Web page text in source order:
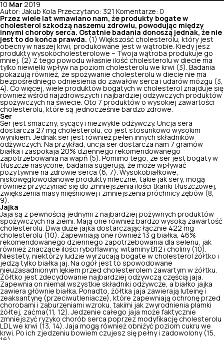
10 Mar 2019
Autor: Jakub Kola Przeczytano: 321 Komentarze: 0
Przez wiele lat wmawiano nam, że produkty bogate w
cholesterol szkodzą naszemu zdrowiu, powodując między
innymi choroby serca. Ostatnie badania donoszą jednak, że nie
jest to do końca prawda.
(1 ) Większość cholesterolu, który jest
obecny w naszej krwi, produkowane jest w wątrobie. Kiedy jesz
produkty wysokocholesterolowe – Twoja wątroba produkuje go
mniej. (2) Z tego powodu właśnie ilość cholesterolu w diecie ma
tylko niewielki wpływ na poziom cholesterolu we krwi (3). Badania
pokazują również, że spożywanie cholesterolu w diecie nie ma
bezpośredniego odniesienia do zawałów serca i udarów mózgu (3
4). Co więcej, wiele produktów bogatych w cholesterol znajduje się
również wśród najzdrowszych i najbardziej odżywczych produktów
spożywczych na świecie. Oto 7 produktów o wysokiej zawartości
cholesterolu, które są jednocześnie bardzo zdrowe.
Ser
Ser jest smaczny, sycący i niezwykle odżywczy. Uncja sera
dostarcza 27 mg cholesterolu, co jest stosunkowo wysokim
wynikiem. Jednak ser jest również pełen innych składników
odżywczych. Na przykład, uncja ser dostarcza nam 7 gramów
białka i zaspokaja 20% dziennego rekomendowanego
zapotrzebowania na wapń (5). Pomimo tego, ze ser jest bogaty w
tłuszcze nasycone, badania sugerują, że może wpływać
pozytywnie na zdrowie serca (6 7). Wysokobiałkowe,
niskowęglowodanowe produkty mleczne, takie jak sery, mogą
również przyczyniać się do zmniejszenia ilości tkanki tłuszczowej,
zwiększenia masy mięśniowej i zmniejszenia próchnicy zębów (8
9).
Jajka
Jaja są z pewnością jednymi z najbardziej pożywnych produktów
spożywczych na ziemi. Mają one również bardzo wysoką zawartość
cholesterolu. Dwa duże jajka dostarczając łącznie 422 mg
cholesterolu (10). Zapewniają one również 13 g białka, 46%
rekomendowanego dziennego zapotrzebowania dla selenu, jak
również znaczące ilości ryboflawiny, witaminy B12 i choliny (10).
Niestety, niektórzy ludzie wyrzucają bogate w cholesterol żółtko i
jedzą tylko białka jaj. Na ogół jest to spowodowane
nieuzasadnionym lękiem przed cholesterolem zawartym w żółtku.
Żółtko jest zdecydowanie najbardziej odżywczą częścią jaja
Zapewnia on niemal wszystkie składniki odżywcze, a białko jajka
zawiera głównie białka. Ponadto, żółtka jaja zawierają luteinę i
zeaksantynę (przeciwutleniacze), które zapewniają ochronę przed
chorobami i zaburzeniami wzroku, takimi jak zwyrodnienia plamki
żółtej, zaćma(11 , 12). Jedzenie całego jaja może faktycznie
zmniejszyć ryzyko chorób serca poprzez modyfikację cholesterolu
LDL we krwi (13 14). Jaja mogą również obniżyć poziom cukru we
krwi. Po ich zjedzeniu bowiem czujesz się pełny i zadowolony (15